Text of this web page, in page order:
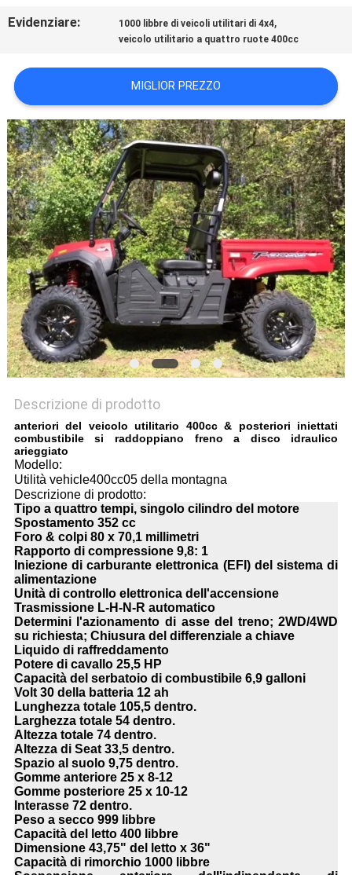
MAPPA
DEL
SITO
POLITICA
SULLA
PRIVACY
Evidenziare: 1000 libbre di veicoli utilitari di 4x4,
veicolo utilitario a quattro ruote 400cc
MIGLIOR PREZZO
Descrizione di prodotto
anteriori del veicolo utilitario 400cc & posteriori iniettati
combustibile si raddoppiano freno a disco idraulico
arieggiato
Modello:
Utilità vehicle400cc05 della montagna
Descrizione di prodotto:
Tipo a quattro tempi, singolo cilindro del motore
Spostamento352 cc
Foro & colpi80 x 70,1 millimetri
Rapporto di compressione9,8: 1
Iniezione di carburante elettronica (EFI) del sistema di
alimentazione
Unità di controlloelettronica dell'accensione
TrasmissioneL-H-N-R automatico
Determini l'azionamento di asse del treno; 2WD/4WD
su richiesta; Chiusura del differenziale a chiave
Liquidodi raffreddamento
Potere di cavallo25,5 HP
Capacità del serbatoio di combustibile6,9 galloni
Volt30 della batteria 12 ah
Lunghezza totale105,5 dentro.
Larghezza totale54 dentro.
Altezza totale74 dentro.
Altezza di Seat33,5 dentro.
Spazio al suolo9,75 dentro.
Gomme anteriore25 x 8-12
Gomme posteriore25 x 10-12
Interasse72 dentro.
Peso a secco999 libbre
Capacità del letto400 libbre
Dimensione 43,75" del letto x 36"
Capacità di rimorchio1000 libbre